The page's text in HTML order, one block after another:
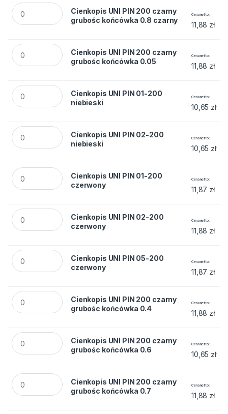
Cienkopis UNI PIN 200 czarny grubośc końcówka 0.8
Cienkopis UNI PIN 200 czarny
grubośc końcówka 0.8 czarny
Cena netto
11,88 zł
Cienkopis UNI PIN 200 czarny grubośc końcówka 0.05
Cienkopis UNI PIN 200 czarny
grubośc końcówka 0.05
Cena netto
11,88 zł
Cienkopis UNI PIN 01-200 niebieski quantity
Cienkopis UNI PIN 01-200
niebieski
Cena netto
10,65 zł
Cienkopis UNI PIN 02-200 niebieski quantity
Cienkopis UNI PIN 02-200
niebieski
Cena netto
10,65 zł
Cienkopis UNI PIN 01-200 czerwony quantity
Cienkopis UNI PIN 01-200
czerwony
Cena netto
11,87 zł
Cienkopis UNI PIN 02-200 czerwony quantity
Cienkopis UNI PIN 02-200
czerwony
Cena netto
11,88 zł
Cienkopis UNI PIN 05-200 czerwony quantity
Cienkopis UNI PIN 05-200
czerwony
Cena netto
11,87 zł
Cienkopis UNI PIN 200 czarny grubośc końcówka 0.4
Cienkopis UNI PIN 200 czarny
grubośc końcówka 0.4
Cena netto
11,88 zł
Cienkopis UNI PIN 200 czarny grubośc końcówka 0.6
Cienkopis UNI PIN 200 czarny
grubośc końcówka 0.6
Cena netto
10,65 zł
Cienkopis UNI PIN 200 czarny grubośc końcówka 0.7
Cienkopis UNI PIN 200 czarny
grubośc końcówka 0.7
Cena netto
11,88 zł